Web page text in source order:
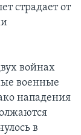
страдает от
войнах
военные
нападения
в